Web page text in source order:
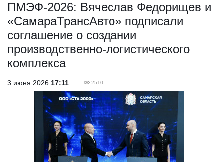
ПМЭФ-2026: Вячеслав Федорищев и
«СамараТрансАвто» подписали
соглашение о создании
производственно-логистического
комплекса
3 июня 2026 17:11 2510